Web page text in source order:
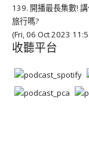
139. 開播最長集數!
旅行嗎?
(Fri, 06 Oct 2023
收聽平台